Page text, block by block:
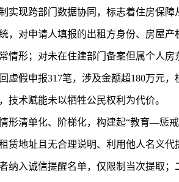
实现跨部门数据协同，标志着住房保
，对申请人填报的出租方身份、房屋
情形；对未在住建部门备案但属个人
虚假申报317笔，涉及金额超180万元
技术赋能未以牺牲公民权利为代价。
形清单化、阶梯化，构建起“教育—惩
赁地址且无合理说明、利用他人名义
纳入诚信提醒名单，仅限制当次提取